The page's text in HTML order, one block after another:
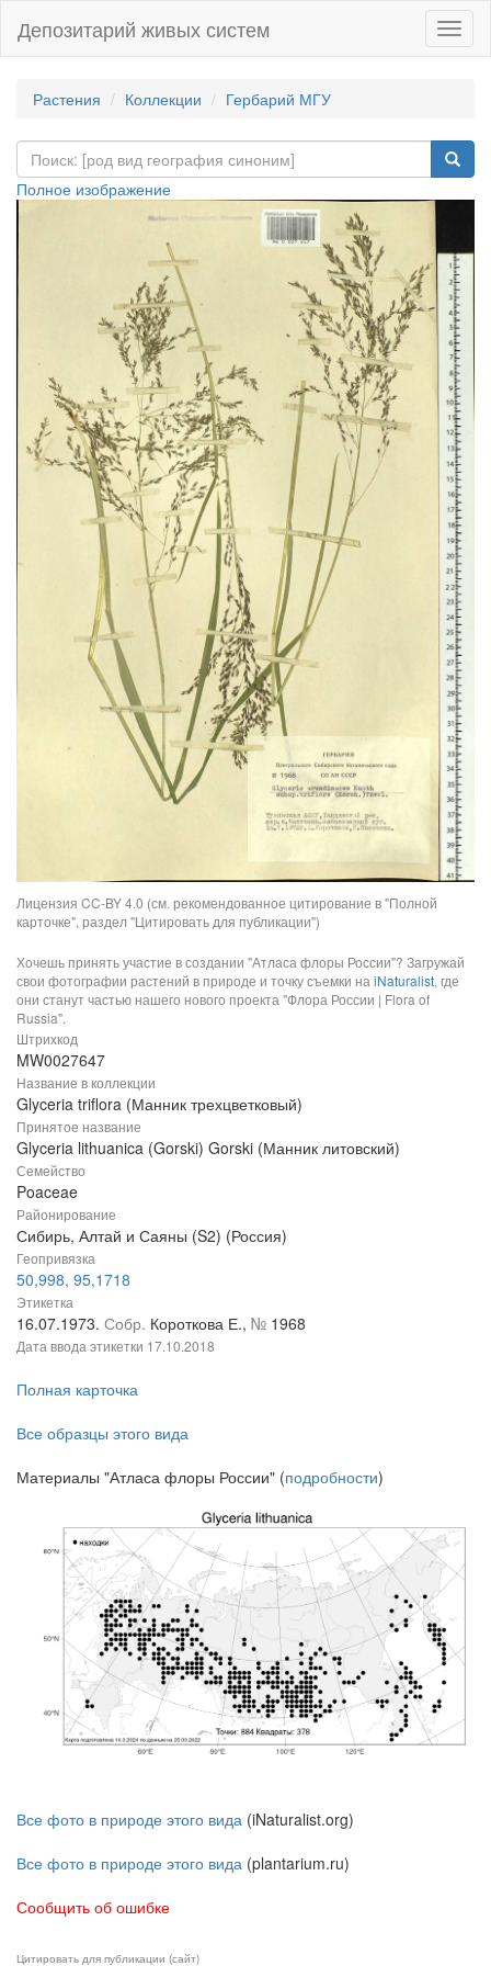
Депозитарий живых систем
Растения Коллекции Гербарий МГУ
Полное изображение
Лицензия CC-BY 4.0 (см. рекомендованное цитирование в "Полной
карточке", раздел "Цитировать для публикации")
Хочешь принять участие в создании "Атласа флоры России"? Загружай
свои фотографии растений в природе и точку съемки на iNaturalist, где
они станут частью нашего нового проекта "Флора России | Flora of
Russia".
Штрихкод
MW0027647
Название в коллекции
Glyceria triflora (Манник трехцветковый)
Принятое название
Glyceria lithuanica (Gorski) Gorski (Манник литовский)
Семейство
Poaceae
Районирование
Сибирь, Алтай и Саяны (S2) (Россия)
Геопривязка
50,998, 95,1718
Этикетка
16.07.1973. Собр. Короткова Е., № 1968
Дата ввода этикетки 17.10.2018
Полная карточка
Все образцы этого вида
Материалы "Атласа флоры России" (подробности)
Все фото в природе этого вида (iNaturalist.org)
Все фото в природе этого вида (plantarium.ru)
Сообщить об ошибке
Цитировать для публикации (сайт)